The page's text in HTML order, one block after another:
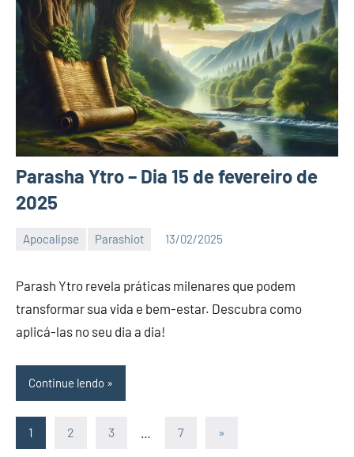
Parasha Ytro – Dia 15 de fevereiro de
2025
Apocalipse Parashiot 13/02/2025
Katuv
Nenhum
Parash Ytro revela práticas milenares que podem
transformar sua vida e bem-estar. Descubra como
aplicá-las no seu dia a dia!
Continue lendo
Paginação
1 2 3 7
Post
»